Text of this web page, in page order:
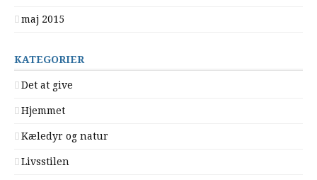
maj 2015
KATEGORIER
Det at give
Hjemmet
Kæledyr og natur
Livsstilen